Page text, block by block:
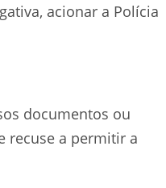
acionar a Polícia
documentos ou
recuse a permitir a